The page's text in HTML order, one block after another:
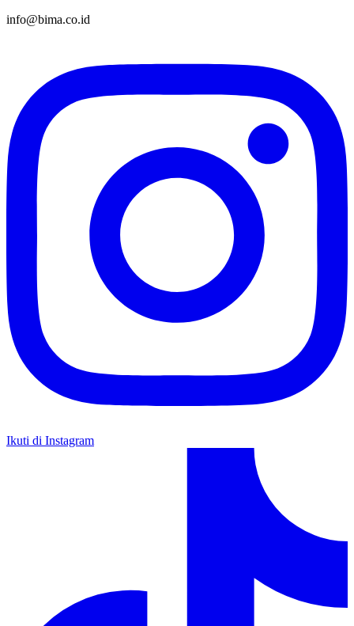
info@bima.co.id
Ikuti di Instagram